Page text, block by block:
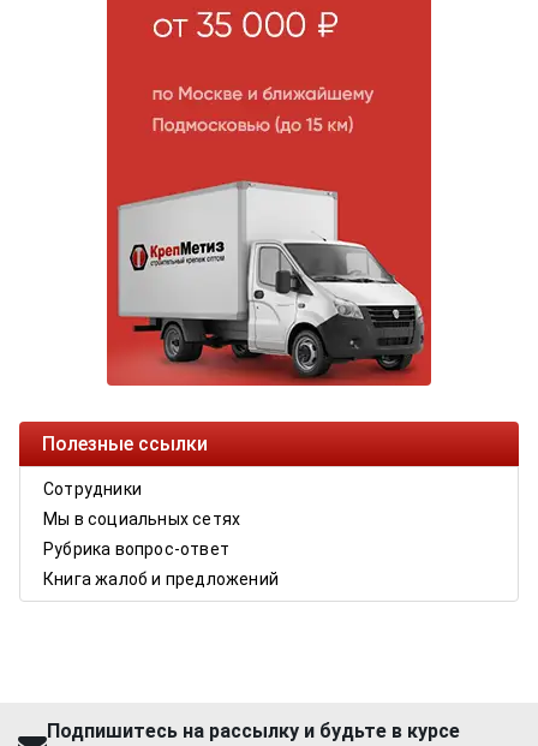
Полезные ссылки
Сотрудники
Мы в социальных сетях
Рубрика вопрос-ответ
Книга жалоб и предложений
Подпишитесь на рассылку и будьте в курсе